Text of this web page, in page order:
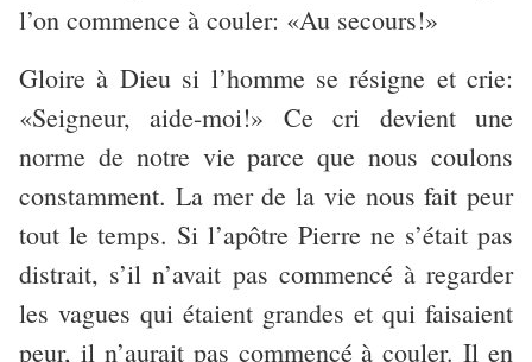
l’on commence à couler: «Au secours!»
Gloire à Dieu si l’homme se résigne et crie:
«Seigneur, aide-moi!» Ce cri devient une
norme de notre vie parce que nous coulons
constamment. La mer de la vie nous fait peur
tout le temps. Si l’apôtre Pierre ne s’était pas
distrait, s’il n’avait pas commencé à regarder
les vagues qui étaient grandes et qui faisaient
peur, il n’aurait pas commencé à couler. Il en